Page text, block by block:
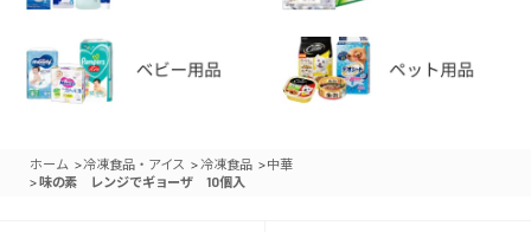
ホーム >冷凍食品・アイス > 冷凍食品 >中華
> 味の素 レンジでギョーザ 10個入